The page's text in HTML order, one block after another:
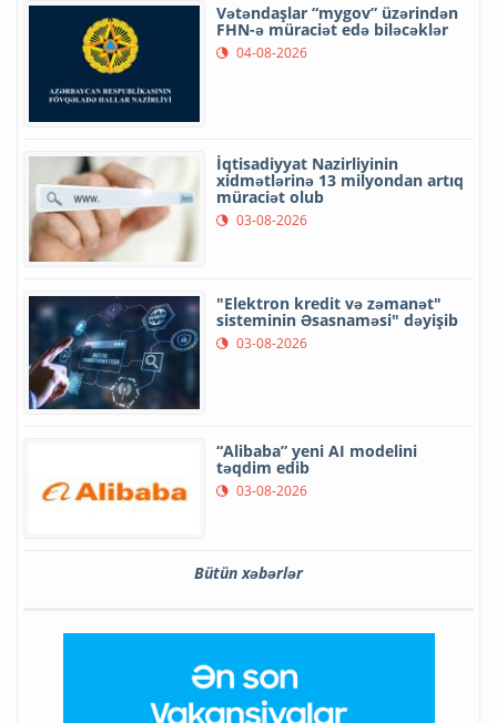
Vətəndaşlar “mygov” üzərindən
FHN-ə müraciət edə biləcəklər
04-08-2026
İqtisadiyyat Nazirliyinin
xidmətlərinə 13 milyondan artıq
müraciət olub
03-08-2026
"Elektron kredit və zəmanət"
sisteminin Əsasnaməsi" dəyişib
03-08-2026
“Alibaba” yeni AI modelini
təqdim edib
03-08-2026
Bütün xəbərlər